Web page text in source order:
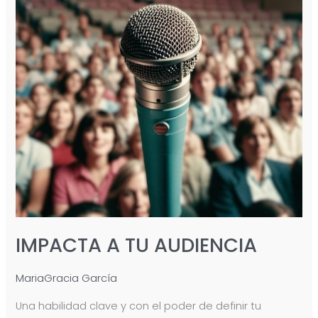
IMPACTA A TU AUDIENCIA
MariaGracia García
Una habilidad clave y con el poder de definir tu